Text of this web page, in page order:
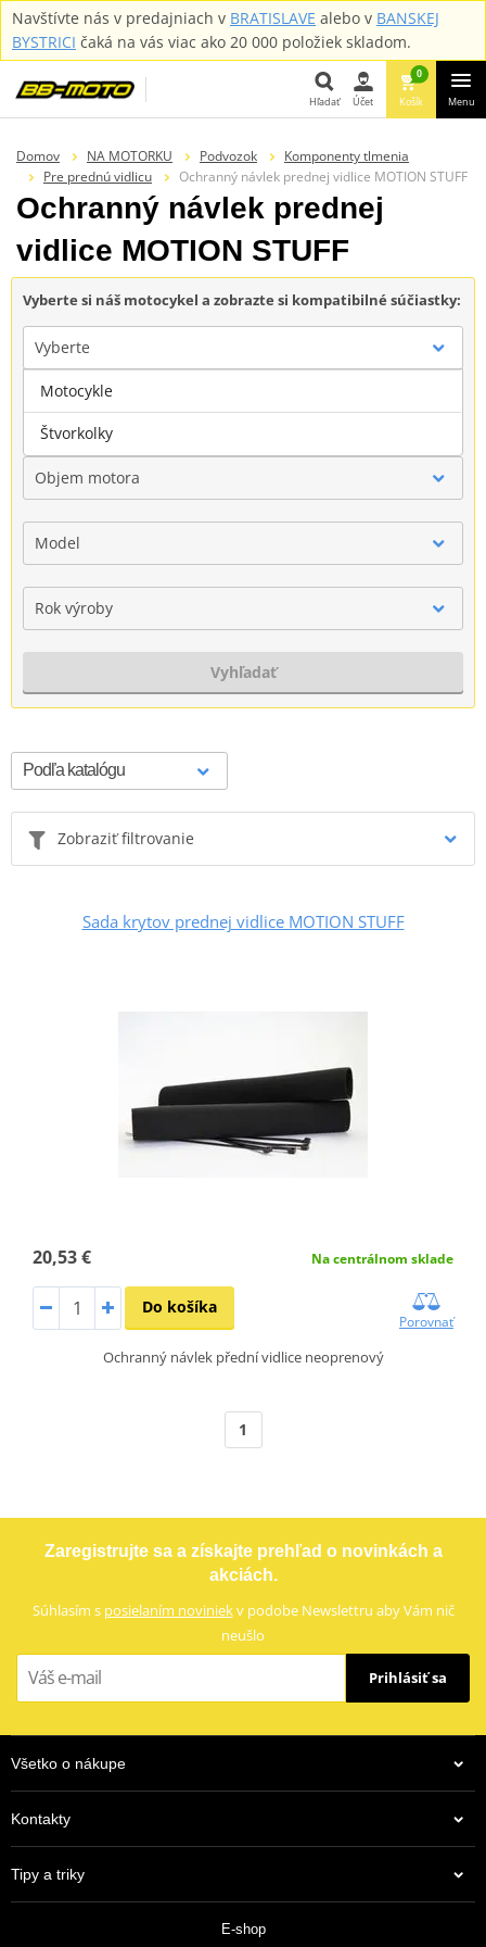
Navštívte nás v predajniach v BRATISLAVE alebo v BANSKEJ
BYSTRICI čaká na vás viac ako 20 000 položiek skladom.
Hľadať
Hľadať Účet
0
Košík Menu
Domov NA MOTORKU Podvozok
Komponenty tlmenia
Pre prednú vidlicu
Ochranný návlek prednej vidlice MOTION STUFF
Ochranný návlek prednej
vidlice MOTION STUFF
Vyberte si náš motocykel a zobrazte si kompatibilné súčiastky:
Vyberte
Značka
Objem motora
Model
Rok výroby
Vyhľadať
Zobraziť filtrovanie
Sada krytov prednej vidlice MOTION STUFF
20,53 € Na centrálnom sklade
Do košíka
Porovnať
Ochranný návlek přední vidlice neoprenový
1
Zaregistrujte sa a získajte prehľad o novinkách a
akciách.
Súhlasím s posielaním noviniekv podobe Newslettru aby Vám nič
neušlo
Prihlásiť sa
Všetko o nákupe
Kontakty
Tipy a triky
E-shop
Motocykle
Štvorkolky